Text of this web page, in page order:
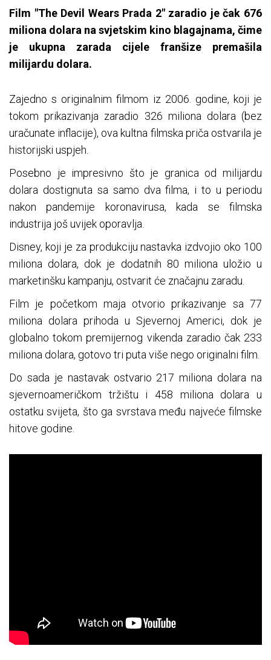
Film "The Devil Wears Prada 2" zaradio je čak 676
miliona dolara na svjetskim kino blagajnama, čime
je ukupna zarada cijele franšize premašila
milijardu dolara.
Zajedno s originalnim filmom iz 2006. godine, koji je
tokom prikazivanja zaradio 326 miliona dolara (bez
uračunate inflacije), ova kultna filmska priča ostvarila je
historijski uspjeh.
Posebno je impresivno što je granica od milijardu
dolara dostignuta sa samo dva filma, i to u periodu
nakon pandemije koronavirusa, kada se filmska
industrija još uvijek oporavlja.
Disney, koji je za produkciju nastavka izdvojio oko 100
miliona dolara, dok je dodatnih 80 miliona uložio u
marketinšku kampanju, ostvarit će značajnu zaradu.
Film je početkom maja otvorio prikazivanje sa 77
miliona dolara prihoda u Sjevernoj Americi, dok je
globalno tokom premijernog vikenda zaradio čak 233
miliona dolara, gotovo tri puta više nego originalni film.
Do sada je nastavak ostvario 217 miliona dolara na
sjevernoameričkom tržištu i 458 miliona dolara u
ostatku svijeta, što ga svrstava među najveće filmske
hitove godine.